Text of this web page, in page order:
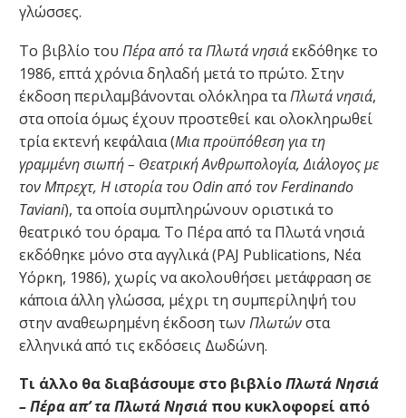
γλώσσες.
Το βιβλίο του Πέρα από τα Πλωτά νησιάεκδόθηκε το
1986, επτά χρόνια δηλαδή μετά το πρώτο. Στην
έκδοση περιλαμβάνονται ολόκληρα ταΠλωτά νησιά,
στα οποία όμως έχουν προστεθεί και ολοκληρωθεί
τρία εκτενή κεφάλαια (Μια προϋπόθεση για τη
γραμμένη σιωπή – Θεατρική Ανθρωπολογία, Διάλογος με
τον Μπρεχτ, Η ιστορία του Odin από τον Ferdinando
Taviani), τα οποία συμπληρώνουν οριστικά το
θεατρικό του όραμα. Το Πέρα από τα Πλωτά νησιά
εκδόθηκε μόνο στα αγγλικά (PAJ Publications, Νέα
Υόρκη, 1986), χωρίς να ακολουθήσει μετάφραση σε
κάποια άλλη γλώσσα, μέχρι τη συμπερίληψή του
στην αναθεωρημένη έκδοση των Πλωτώνστα
ελληνικά από τις εκδόσεις Δωδώνη.
Τι άλλο θα διαβάσουμε στο βιβλίοΠλωτά Νησιά
– Πέρα απ’ τα Πλωτά Νησιά που κυκλοφορεί από